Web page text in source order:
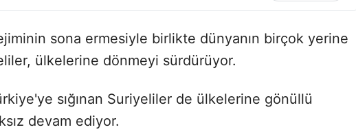
sona ermesiyle birlikte dünyanın birçok yerine
ülkelerine dönmeyi sürdürüyor.
sığınan Suriyeliler de ülkelerine gönüllü
devam ediyor.